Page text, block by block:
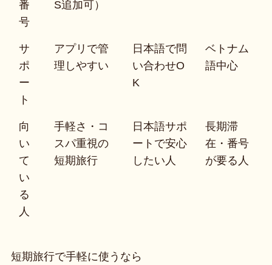
番
号
S追加可）
サ
ポ
ー
ト
アプリで管
理しやすい
日本語で問
い合わせO
K
ベトナム
語中心
向
い
て
い
る
人
手軽さ・コ
スパ重視の
短期旅行
日本語サポ
ートで安心
したい人
長期滞
在・番号
が要る人
短期旅行で手軽に使うなら